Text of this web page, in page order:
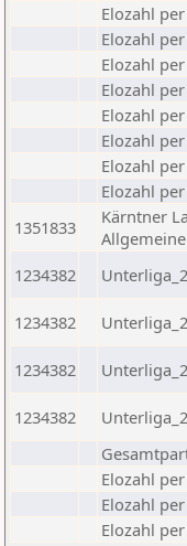
Elozahl
Elozahl
Elozahl
Elozahl
Elozahl
Elozahl
Elozahl
Elozahl
1351833
Kärntner
1234382
1234382
1234382
1234382
Elozahl
Elozahl
Elozahl